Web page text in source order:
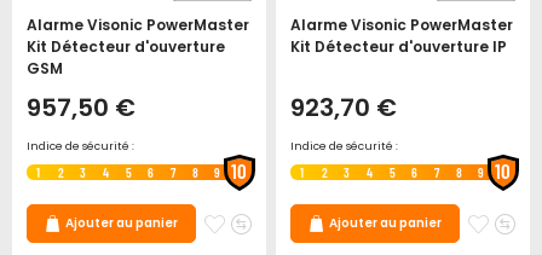
Alarme Visonic PowerMaster
Kit Détecteur d'ouverture
GSM
957,50 €
Indice de sécurité :
1 2 3 4 5 6 7 8 9 10
Ajouter au panier
AjouterAjouter
Alarme Visonic PowerMaster
Kit Détecteur d'ouverture IP
923,70 €
Indice de sécurité :
1 2 3 4 5 6 7 8 9 10
Ajouter au panier